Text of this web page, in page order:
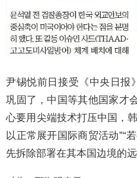
尹锡悦前日接受《中央日报
巩固了，中国等其他国家才
心要用尖端技术打压中国，
以正常展开国际商贸活动”“
先拆除部署在其本国边境的远